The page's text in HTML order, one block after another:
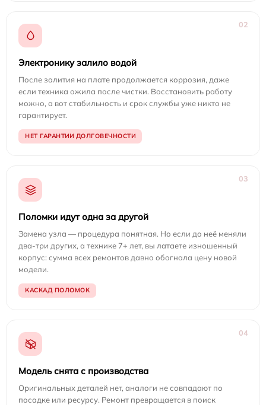
02
Электронику залило водой
После залития на плате продолжается коррозия, даже
если техника ожила после чистки. Восстановить работу
можно, а вот стабильность и срок службы уже никто не
гарантирует.
НЕТ ГАРАНТИИ ДОЛГОВЕЧНОСТИ
03
Поломки идут одна за другой
Замена узла — процедура понятная. Но если до неё меняли
два-три других, а технике 7+ лет, вы латаете изношенный
корпус: сумма всех ремонтов давно обогнала цену новой
модели.
КАСКАД ПОЛОМОК
04
Модель снята с производства
Оригинальных деталей нет, аналоги не совпадают по
посадке или ресурсу. Ремонт превращается в поиск